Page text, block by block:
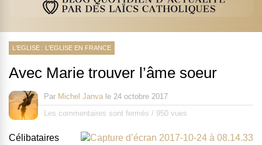
L'EGLISE : L'EGLISE EN FRANCE
Avec Marie trouver l’âme soeur
Par Michel Janva le 24 octobre 2017
Les commentaires sont fermés / 950 vues
Célibataires